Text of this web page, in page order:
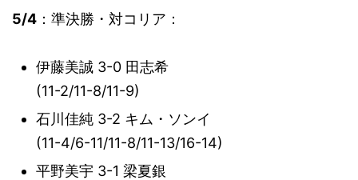
5/4 ：準決勝・対コリア：
伊藤美誠 3-0 田志希
(11-2/11-8/11-9)
石川佳純 3-2 キム・ソンイ
(11-4/6-11/11-8/11-13/16-14)
平野美宇 3-1 梁夏銀